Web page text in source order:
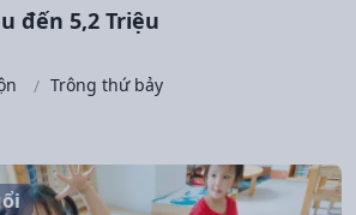
đến 5,2 Triệu
Trông thứ bảy